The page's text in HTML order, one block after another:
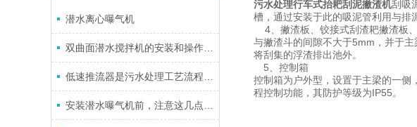
潜水离心曝气机
污水处理行车式抬耙刮泥撇渣机刮吸
槽，通过安装于此的吸泥管利用与排
4、撇渣板、铰接式刮渣耙撇渣板
与撇渣斗的间隙不大于5mm，并于
将刮集的浮渣排出池外。
5、控制箱
控制箱为户外型，设置于主梁的一侧
程控制功能，其防护等级为IP55。